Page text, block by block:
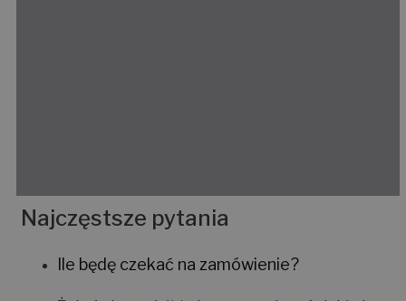
Najczęstsze pytania
Ile będę czekać na zamówienie?